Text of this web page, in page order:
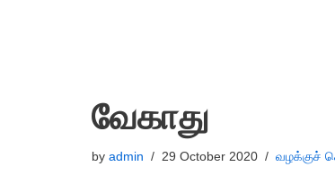
வேகாது
by admin 29 October 2020 வழக்குச்